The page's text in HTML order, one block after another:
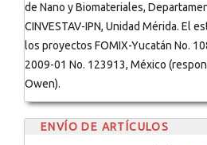
de Nano y Biomateriales,
CINVESTAV-IPN, Unidad Mérida. El
los proyectos FOMIX-Yucatán No.
2009-01 No. 123913, México
Owen).
ENVÍO DE ARTÍCULOS